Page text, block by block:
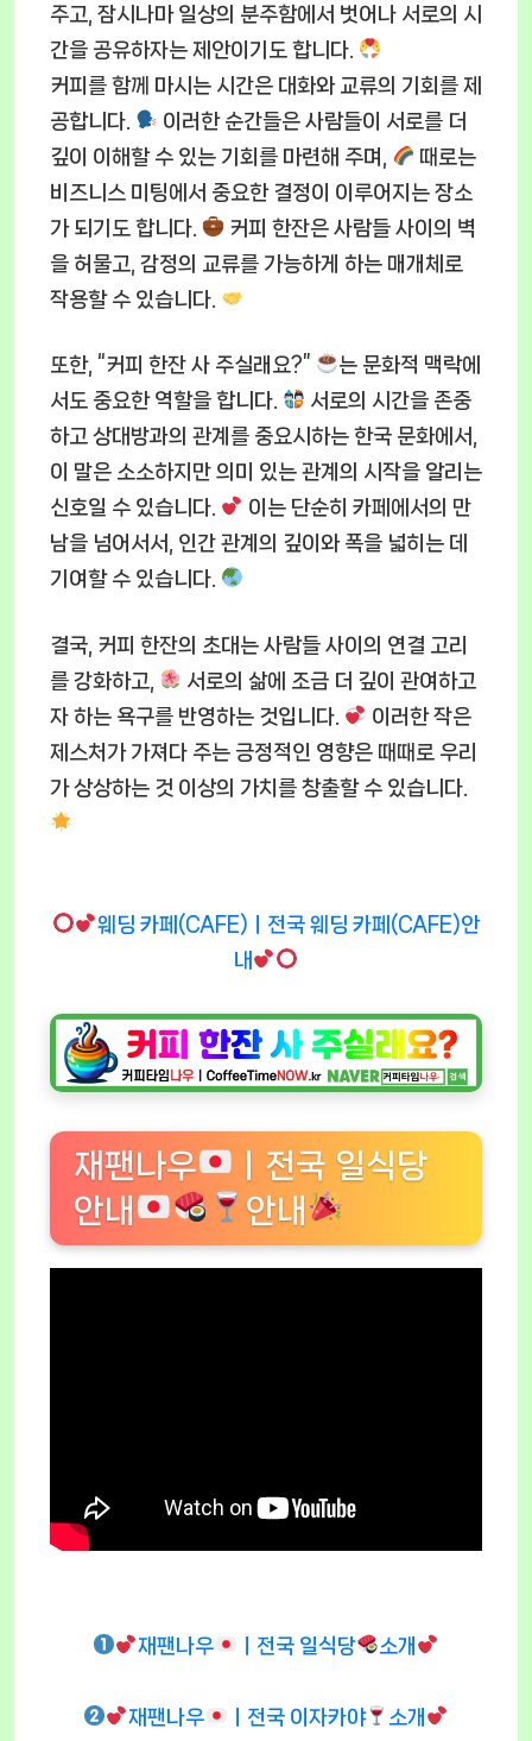
주고, 잠시나마 일상의 분주함에서 벗어나 서로의 시
간을 공유하자는 제안이기도 합니다.
커피를 함께 마시는 시간은 대화와 교류의 기회를 제
공합니다.
이러한 순간들은 사람들이 서로를 더
깊이 이해할 수 있는 기회를 마련해 주며,
때로는
비즈니스 미팅에서 중요한 결정이 이루어지는 장소
가 되기도 합니다.
커피 한잔은 사람들 사이의 벽
을 허물고, 감정의 교류를 가능하게 하는 매개체로
작용할 수 있습니다.
또한, “커피 한잔 사 주실래요?”
는 문화적 맥락에
서도 중요한 역할을 합니다.
서로의 시간을 존중
하고 상대방과의 관계를 중요시하는 한국 문화에서,
이 말은 소소하지만 의미 있는 관계의 시작을 알리는
신호일 수 있습니다.
이는 단순히 카페에서의 만
남을 넘어서서, 인간 관계의 깊이와 폭을 넓히는 데
기여할 수 있습니다.
결국, 커피 한잔의 초대는 사람들 사이의 연결 고리
를 강화하고,
서로의 삶에 조금 더 깊이 관여하고
자 하는 욕구를 반영하는 것입니다.
이러한 작은
제스처가 가져다 주는 긍정적인 영향은 때때로 우리
가 상상하는 것 이상의 가치를 창출할 수 있습니다.
웨딩 카페(CAFE)ㅣ전국 웨딩 카페(CAFE)안
내
재팬나우
ㅣ전국 일식당
안내
안내
재팬나우 ㅣ전국 일식당 소개
재팬나우 ㅣ전국 이자카야 소개